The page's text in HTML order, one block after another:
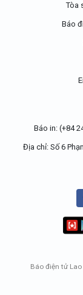
Tòa
Báo
Báo in: (+84
Địa chỉ: Số 6
Báo điện tử